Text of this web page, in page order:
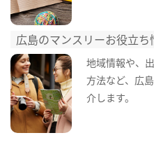
広島のマンスリーお役立ち
地域情報や、
方法など、広
介します。